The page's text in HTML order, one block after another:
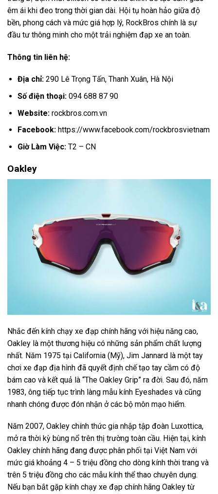
êm ái khi đeo trong thời gian dài. Hội tụ hoàn hảo giữa độ
bền, phong cách và mức giá hợp lý, RockBros chính là sự
đầu tư thông minh cho một trải nghiệm đạp xe an toàn.
Thông tin liên hệ:
Địa chỉ: 290 Lê Trọng Tấn, Thanh Xuân, Hà Nội
Số điện thoại:094 688 87 90
Website:rockbros.com.vn
Facebook: https://www.facebook.com/rockbrosvietnam
Giờ Làm Việc:T2 – CN
Oakley
Nhắc đến kính chạy xe đạp chính hãng với hiệu năng cao,
Oakley là một thương hiệu có những sản phẩm chất lượng
nhất. Năm 1975 tại California (Mỹ), Jim Jannard là một tay
chơi xe đạp địa hình đã quyết định chế tạo tay cầm có độ
bám cao và kết quả là “The Oakley Grip” ra đời. Sau đó, năm
1983, ông tiếp tục trình làng mẫu kính Eyeshades và cũng
nhanh chóng được đón nhận ở các bộ môn mạo hiểm.
Năm 2007, Oakley chính thức gia nhập tập đoàn Luxottica,
mở ra thời kỳ bùng nổ trên thị trường toàn cầu. Hiện tại, kính
Oakley chính hãng đang được phân phối tại Việt Nam với
mức giá khoảng 4 – 5 triệu đồng cho dòng kính thời trang và
trên 5 triệu đồng cho các mẫu kính thể thao chuyên dụng.
Nếu bạn bắt gặp kính chạy xe đạp chính hãng Oakley từ